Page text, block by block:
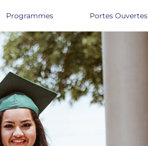
Programmes Portes Ouvertes